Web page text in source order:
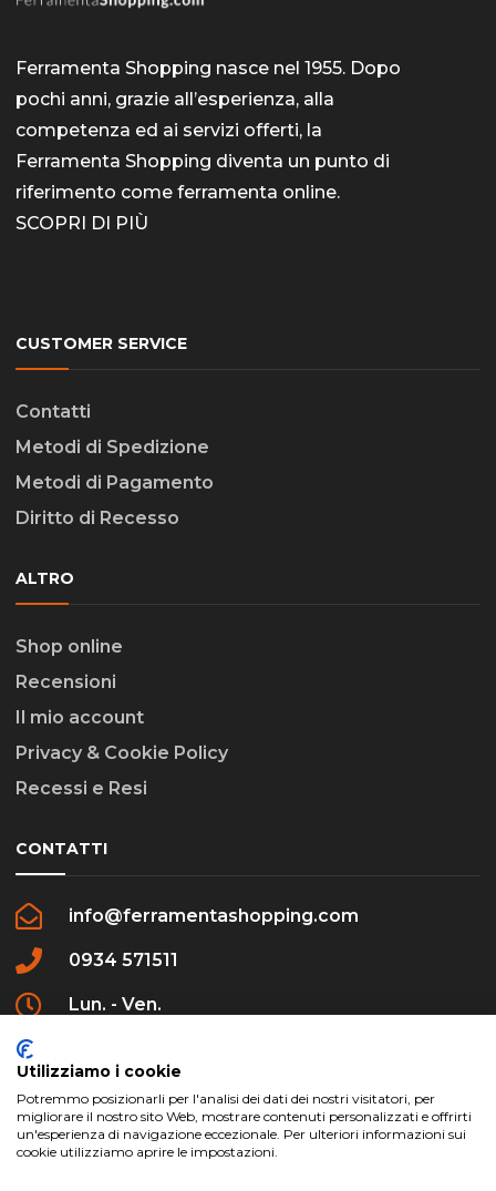
Ferramenta Shopping nasce nel 1955. Dopo
pochi anni, grazie all’esperienza, alla
competenza ed ai servizi offerti, la
Ferramenta Shopping diventa un punto di
riferimento come ferramenta online.
SCOPRI DI PIÙ
CUSTOMER SERVICE
Contatti
Metodi di Spedizione
Metodi di Pagamento
Diritto di Recesso
ALTRO
Shop online
Recensioni
Il mio account
Privacy & Cookie Policy
Recessi e Resi
CONTATTI
info@ferramentashopping.com
0934 571511
Lun. - Ven.
Utilizziamo i cookie
Potremmo posizionarli per l'analisi dei dati dei nostri visitatori, per
migliorare il nostro sito Web, mostrare contenuti personalizzati e offrirti
un'esperienza di navigazione eccezionale. Per ulteriori informazioni sui
cookie utilizziamo aprire le impostazioni.